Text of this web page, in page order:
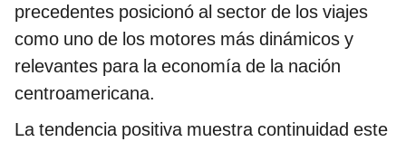
precedentes posicionó al sector de los viajes
como uno de los motores más dinámicos y
relevantes para la economía de la nación
centroamericana.
La tendencia positiva muestra continuidad este